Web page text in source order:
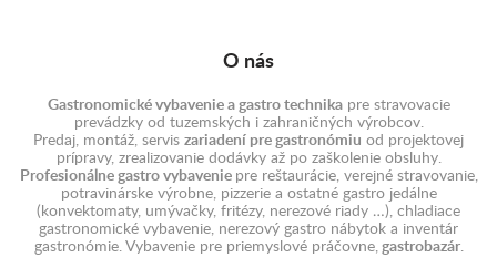
O nás
Gastronomické vybavenie a gastro technikapre stravovacie
prevádzky od tuzemských i zahraničných výrobcov.
Predaj, montáž, servis zariadení pre gastronómiu od projektovej
prípravy, zrealizovanie dodávky až po zaškolenie obsluhy.
Profesionálne gastro vybavenie pre reštaurácie, verejné stravovanie,
potravinárske výrobne, pizzerie a ostatné gastro jedálne
(konvektomaty, umývačky, fritézy, nerezové riady …), chladiace
gastronomické vybavenie, nerezový gastro nábytok a inventár
gastronómie. Vybavenie pre priemyslové práčovne, gastrobazár.